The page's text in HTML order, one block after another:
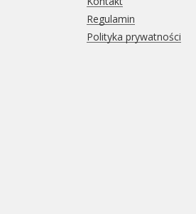
Regulamin
Polityka prywatności